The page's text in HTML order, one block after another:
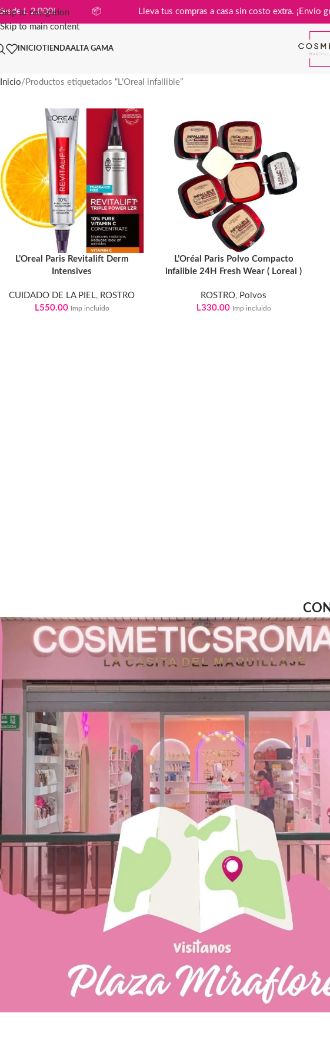
Skip to navigation
Skip to main content
desde L 2,000! Lleva tus compras a casa sin costo extra.
INICIOTIENDAALTA GAMA
Inicio Productos etiquetados “L’Oreal infallible”
L’Oreal Paris Revitalift Derm
Intensives
CUIDADO DE LA PIEL, ROSTRO
L550.00 Imp incluido
L’Oréal Paris Polvo Compacto
infalible 24H Fresh Wear ( Loreal )
ROSTRO, Polvos
L330.00 Imp incluido